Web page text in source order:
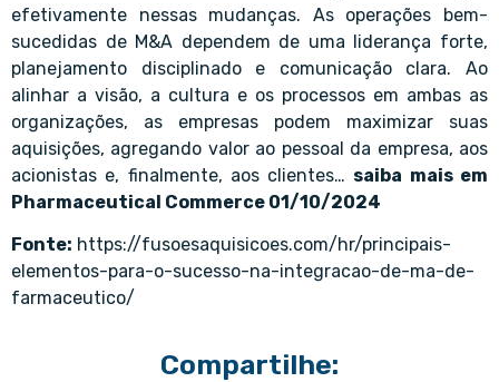
efetivamente nessas mudanças. As operações bem-
sucedidas de M&A dependem de uma liderança forte,
planejamento disciplinado e comunicação clara. Ao
alinhar a visão, a cultura e os processos em ambas as
organizações, as empresas podem maximizar suas
aquisições, agregando valor ao pessoal da empresa, aos
acionistas e, finalmente, aos clientes… saiba mais em
Pharmaceutical Commerce 01/10/2024
Fonte: https://fusoesaquisicoes.com/hr/principais-
elementos-para-o-sucesso-na-integracao-de-ma-de-
farmaceutico/
Compartilhe: